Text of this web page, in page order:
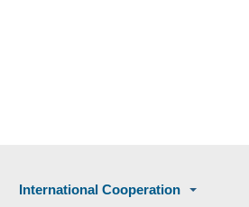
International Cooperation